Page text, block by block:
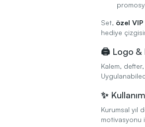
Set, özel
hediye
🖨️ Logo &
Kalem,
✨
Kurumsal yıl
motivasyonu